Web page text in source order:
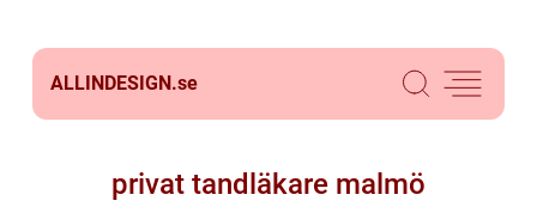
ALLINDESIGN.se
privat tandläkare malmö